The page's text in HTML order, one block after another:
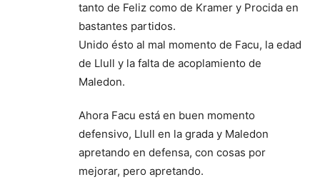
tanto de Feliz como de Kramer y Procida en
bastantes partidos.
Unido ésto al mal momento de Facu, la edad
de Llull y la falta de acoplamiento de
Maledon.
Ahora Facu está en buen momento
defensivo, Llull en la grada y Maledon
apretando en defensa, con cosas por
mejorar, pero apretando.